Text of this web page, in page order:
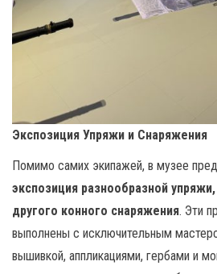
Экспозиция Упряжи и Снаряжения
Помимо самих экипажей, в музее
экспозиция разнообразной
другого конного снаряжения. Эти
выполнены с исключительным
вышивкой, аппликациями, гербами и